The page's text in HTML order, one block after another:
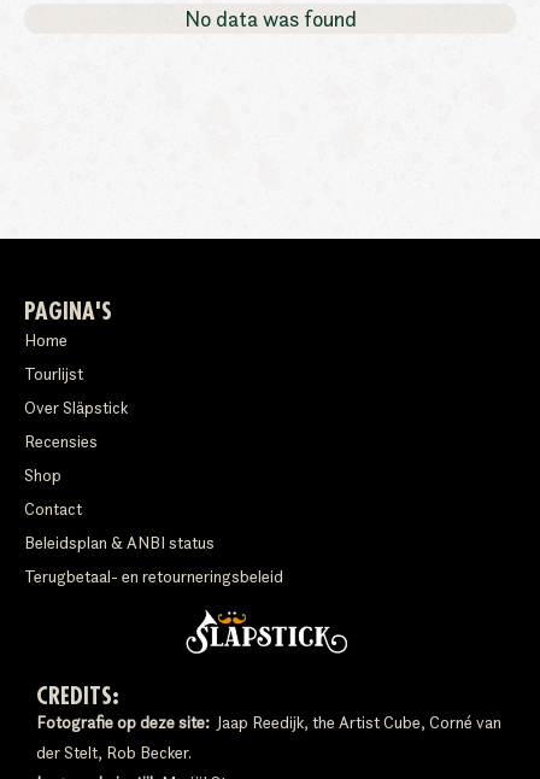
No data was found
PAGINA'S
Home
Tourlijst
Over Släpstick
Recensies
Shop
Contact
Beleidsplan & ANBI status
Terugbetaal- en retourneringsbeleid
CREDITS:
Fotografie op deze site: Jaap Reedijk, the Artist Cube, Corné van
der Stelt, Rob Becker.